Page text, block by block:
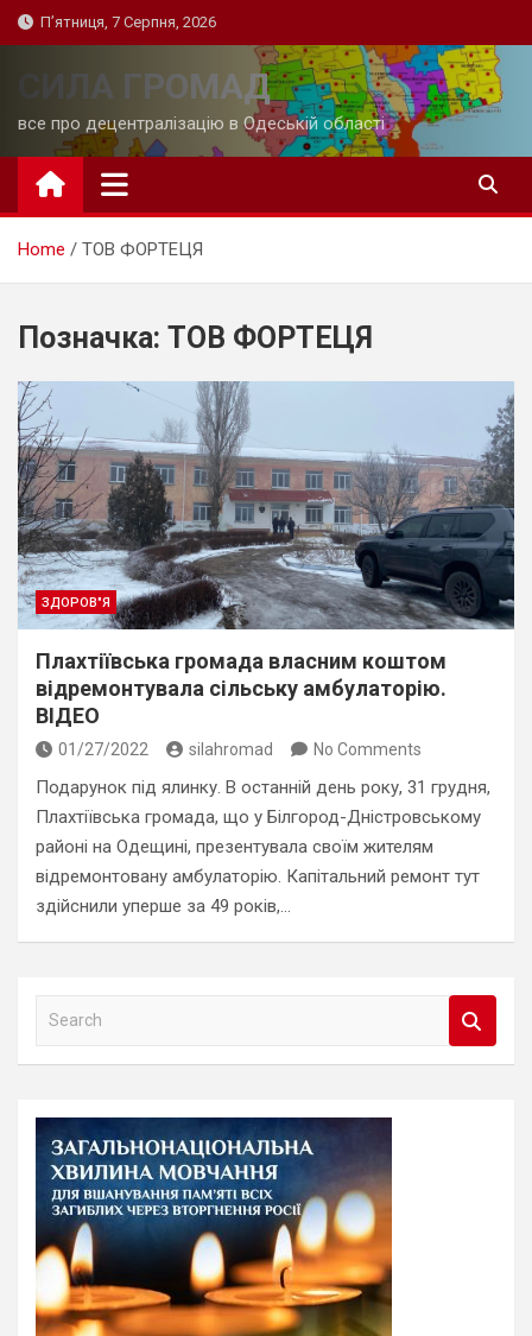
Skip
to
П’ятниця, 7 Серпня, 2026
СИЛА ГРОМАД
все про децентралізацію в Одеській області
Home ТОВ ФОРТЕЦЯ
Позначка: ТОВ ФОРТЕЦЯ
ЗДОРОВ"Я
Плахтіївська громада власним коштом
відремонтувала сільську амбулаторію.
ВІДЕО
01/27/2022 silahromad No Comments
Подарунок під ялинку. В останній день року, 31 грудня,
Плахтіївська громада, що у Білгород-Дністровському
районі на Одещині, презентувала своїм жителям
відремонтовану амбулаторію. Капітальний ремонт тут
здійснили уперше за 49 років,…
a